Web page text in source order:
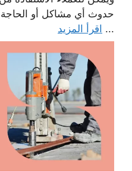
حدوث أي مشاكل أو الحاجة
... اقرأ المزيد